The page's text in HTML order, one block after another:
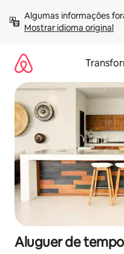
para
Mostrar idioma original
Aluguer de